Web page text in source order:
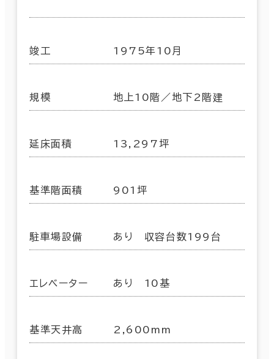
竣工 1975年10月
規模 地上10階／地下2階建
延床面積 13,297坪
基準階面積 901坪
駐車場設備 あり 収容台数199台
エレベーター あり 10基
基準天井高 2,600mm